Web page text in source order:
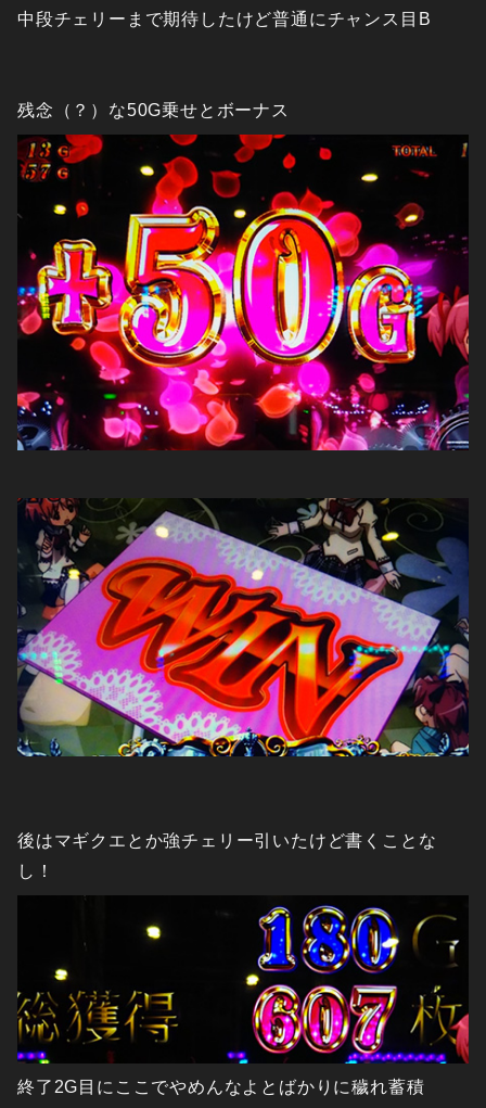
中段チェリーまで期待したけど普通にチャンス目B
残念（？）な50G乗せとボーナス
後はマギクエとか強チェリー引いたけど書くことな
し！
終了2G目にここでやめんなよとばかりに穢れ蓄積